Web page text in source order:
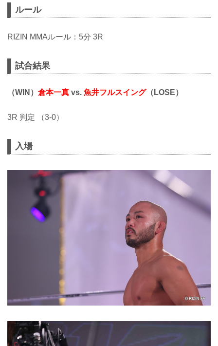
ルール
RIZIN MMAルール：5分 3R
試合結果
（WIN） 倉本一真 vs. 魚井フルスイング（LOSE）
3R 判定 （3-0）
入場